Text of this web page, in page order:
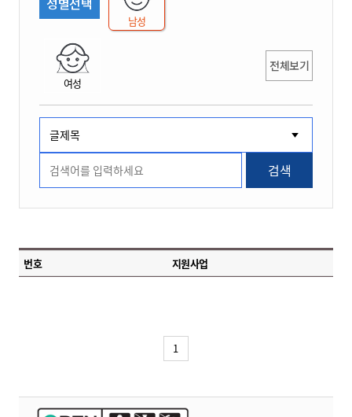
남성
여성
전체보기
검색
번호 지원사업
1